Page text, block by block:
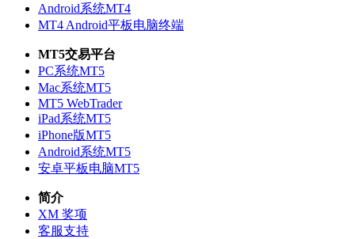
Android系统MT4
MT4 Android平板电脑终端
MT5交易平台
PC系统MT5
Mac系统MT5
MT5 WebTrader
iPad系统MT5
iPhone版MT5
Android系统MT5
安卓平板电脑MT5
简介
XM 奖项
客服支持